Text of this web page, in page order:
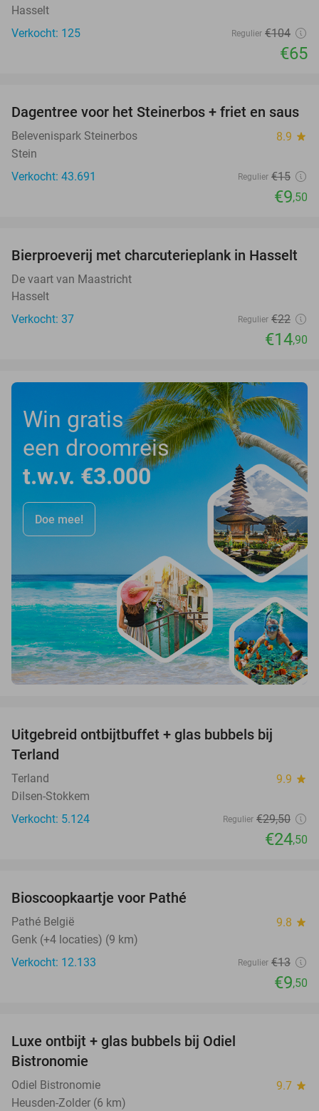
Hasselt
Verkocht: 125
Regulier €104
€65
37%
Dagentree voor het Steinerbos + friet en saus
Belevenispark Steinerbos 8.9 star
Stein
Verkocht: 43.691
Regulier €15
€9,50
32%
Bierproeverij met charcuterieplank in Hasselt
De vaart van Maastricht
Hasselt
Verkocht: 37
Regulier €22
€14,90
Win gratis
een droomreis
t.w.v. €3.000
Doe mee!
Uitgebreid ontbijtbuffet + glas bubbels bij
Terland
Terland 9.9 star
Dilsen-Stokkem
Verkocht: 5.124
Regulier €29,50
€24,50
Bioscoopkaartje voor Pathé
Pathé België 9.8 star
Genk (+4 locaties) (9 km)
Verkocht: 12.133
Regulier €13
€9,50
Luxe ontbijt + glas bubbels bij Odiel
Bistronomie
Odiel Bistronomie 9.7 star
Heusden-Zolder (6 km)